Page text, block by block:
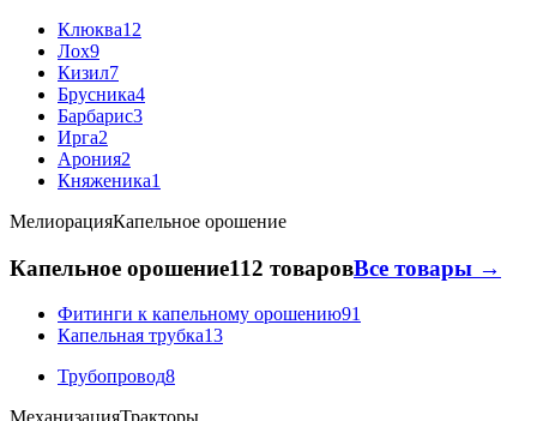
Клюква12
Лох9
Кизил7
Брусника4
Барбарис3
Ирга2
Арония2
Княженика1
МелиорацияКапельное орошение
Капельное орошение112 товаровВсе товары →
Фитинги к капельному орошению91
Капельная трубка13
Трубопровод8